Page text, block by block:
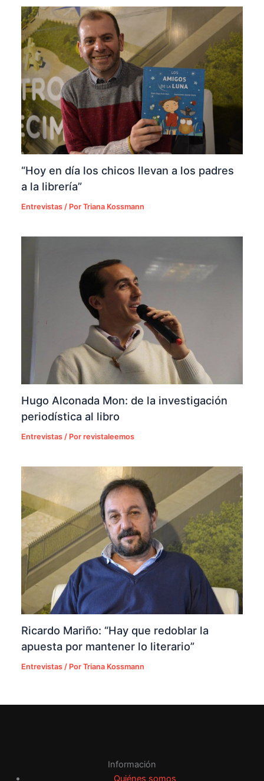
“Hoy en día los chicos llevan a los padres
a la librería”
Entrevistas / PorTriana Kossmann
Hugo Alconada Mon: de la investigación
periodística al libro
Entrevistas / Porrevistaleemos
Ricardo Mariño: “Hay que redoblar la
apuesta por mantener lo literario”
Entrevistas / PorTriana Kossmann
Información
Quiénes somos